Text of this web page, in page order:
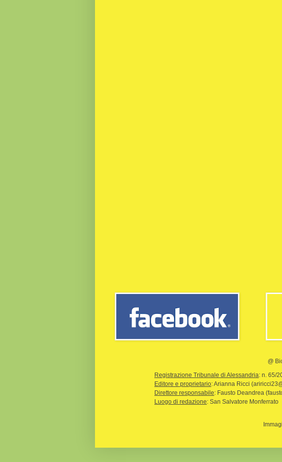
@
Registrazione Tribunale di Alessandria: n. 65/
Editore e proprietario: Arianna Ricci
Direttore responsabile: Fausto Deandrea
Luogo di redazione: San Salvatore Monferrato